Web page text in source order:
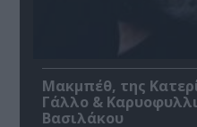
Μακμπέθ, της
Γάλλο &
Βασιλάκου